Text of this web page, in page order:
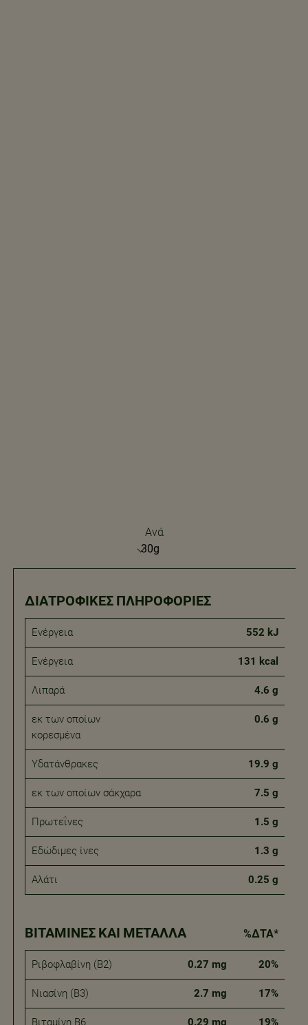
Ανά
ΔΙΑΤΡΟΦΙΚΈΣ ΠΛΗΡΟΦΟΡΊΕΣ
Ενέργεια 552 kJ
Ενέργεια 131 kcal
Λιπαρά 4.6 g
εκ των οποίων
κορεσμένα
0.6 g
Υδατάνθρακες 19.9 g
εκ των οποίων σάκχαρα 7.5 g
Πρωτεΐνες 1.5 g
Εδώδιμες ίνες 1.3 g
Αλάτι 0.25 g
ΒΙΤΑΜΊΝΕΣ ΚΑΙ ΜΈΤΑΛΛΑ %ΔΤΑ*
Ριβοφλαβίνη (Β2) 0.27 mg 20%
Νιασίνη (B3) 2.7 mg 17%
Βιταμίνη Β6 0.29 mg 19%